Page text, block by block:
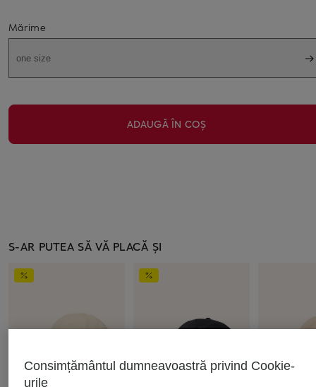
Mărime
one size
ADAUGĂ ÎN COȘ
S-AR PUTEA SĂ VĂ PLACĂ ȘI
Consimțământul dumneavoastră privind Cookie-
urile